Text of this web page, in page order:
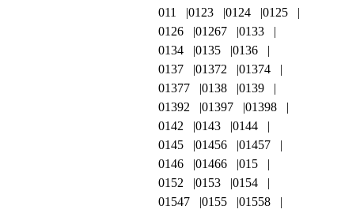
011 0123 0124
0125
0126
01267
0133
0134
0135
0136
0137
01372
01374
01377
0138
0139
01392
01397
01398
0142
0143
0144
0145
01456
01457
0146
01466
015
0152
0153
0154
01547
0155
01558